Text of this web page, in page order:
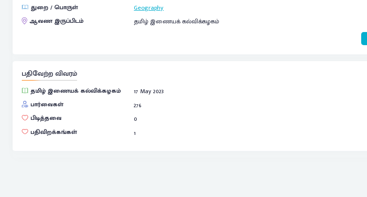
துறை / பொருள்
Geography
ஆவண இருப்பிடம்
தமிழ் இணையக் கல்விக்கழகம்
பதிவேற்ற விவரம்
தமிழ் இணையக் கல்விக்கழகம்
17 May 2023
பார்வைகள்
276
பிடித்தவை
0
பதிவிறக்கங்கள்
1